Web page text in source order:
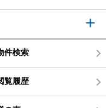
件検索
覧履歴